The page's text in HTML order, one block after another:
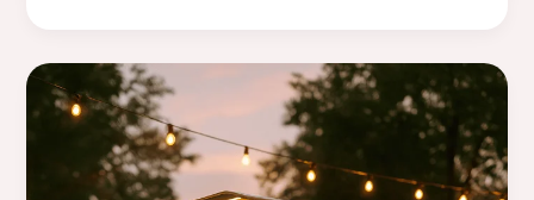
sur
une
voiture
ancienne